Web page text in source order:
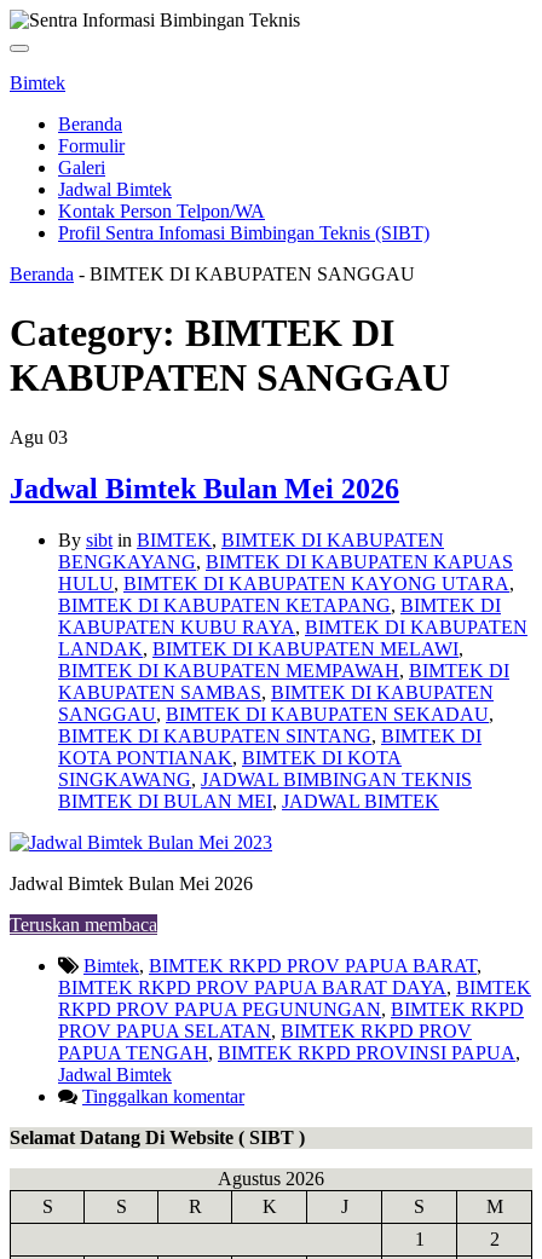
Toggle
navigation
Bimtek
Beranda
Formulir
Galeri
Jadwal Bimtek
Kontak Person Telpon/WA
Profil Sentra Infomasi Bimbingan Teknis (SIBT)
Beranda - BIMTEK DI KABUPATEN SANGGAU
Category: BIMTEK DI
KABUPATEN SANGGAU
Agu 03
Jadwal Bimtek Bulan Mei 2026
By sibt in BIMTEK, BIMTEK DI KABUPATEN
BENGKAYANG, BIMTEK DI KABUPATEN KAPUAS
HULU, BIMTEK DI KABUPATEN KAYONG UTARA,
BIMTEK DI KABUPATEN KETAPANG, BIMTEK DI
KABUPATEN KUBU RAYA, BIMTEK DI KABUPATEN
LANDAK, BIMTEK DI KABUPATEN MELAWI,
BIMTEK DI KABUPATEN MEMPAWAH, BIMTEK DI
KABUPATEN SAMBAS, BIMTEK DI KABUPATEN
SANGGAU, BIMTEK DI KABUPATEN SEKADAU,
BIMTEK DI KABUPATEN SINTANG, BIMTEK DI
KOTA PONTIANAK, BIMTEK DI KOTA
SINGKAWANG, JADWAL BIMBINGAN TEKNIS
BIMTEK DI BULAN MEI, JADWAL BIMTEK
Jadwal Bimtek Bulan Mei 2026
Teruskan membaca
Bimtek, BIMTEK RKPD PROV PAPUA BARAT,
BIMTEK RKPD PROV PAPUA BARAT DAYA, BIMTEK
RKPD PROV PAPUA PEGUNUNGAN, BIMTEK RKPD
PROV PAPUA SELATAN, BIMTEK RKPD PROV
PAPUA TENGAH, BIMTEK RKPD PROVINSI PAPUA,
Jadwal Bimtek
Tinggalkan komentar
Selamat Datang Di Website ( SIBT )
Agustus 2026
S
S R K J S
M
1
2